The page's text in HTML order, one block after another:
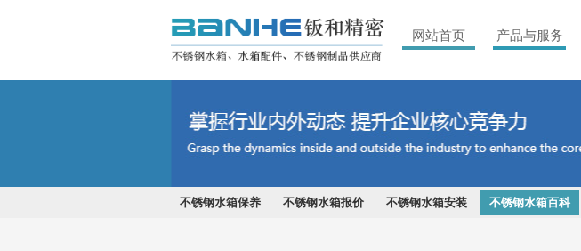
不锈钢水箱
网站首页 产品与服务
不锈钢水箱保养 不锈钢水箱报价 不锈钢水箱安装 不锈钢水箱百科